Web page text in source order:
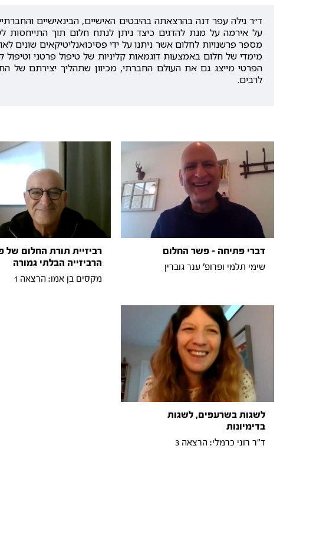
ד״ר גילה עפר דנה בהרצאתה בהיבטים האישיים, הבינאישיים
על אירמה על מנת להדגים כיצד ניתן לנתח חלום תוך התייחסות
מספר פרשנויות לחלום אשר ניתנו על ידי פסיכואנליטיקאים שונים
מימדי של חלום באמצעות דוגמאות קליניות של טיפול פרטני
הפרטי מייצג גם את העולם החברתי, מכיוון שתהליך יצירתם של
לרבים.
דברי פתיחה - פשר החלום
שימי תלמי ופרופ' ענר גוברין
רביזיית תורת החלום של
הרביזייה הבלתי גמורה
מקסים בן אמו: הרצאה 1
לשגות בשרעפים, לשגות
בדימיונות
ד"ר רוני כרמלי: הרצאה 3